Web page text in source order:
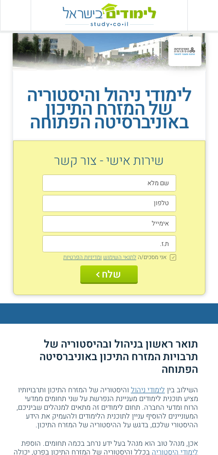
לימודי ניהול והיסטוריה
של המזרח התיכון
באוניברסיטה הפתוחה
שירות אישי - צור קשר
אני מסכים/ה לתנאי השימוש ומדיניות הפרטיות
שלח
תואר ראשון בניהול ובהיסטוריה של
תרבויות המזרח התיכון באוניברסיטה
הפתוחה
השילוב בין לימודי ניהול והיסטוריה של המזרח התיכון ותרבויותיו
מציע תוכנית לימודים מעניינת הנפרשת על שני תחומים ממדעי
הרוח ומדעי החברה. תחום לימודים זה מתאים למנהלים שביניכם,
המעוניינים להוסיף עניין לתוכנית הלימודים ולהעמיק את הידע
ההיסטורי שלכם, בדגש על ההיסטוריה של המזרח התיכון.
אכן, מנהל טוב הוא מנהל בעל ידע נרחב בכמה תחומים. הוספת
לימודי היסטוריה בכלל והיסטוריה של המזרח התיכון בפרט, יכולה